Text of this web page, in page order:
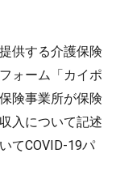
供する介護保険
ォーム「カイポ
険事業所が保険
入について記述
てCOVID-19パ